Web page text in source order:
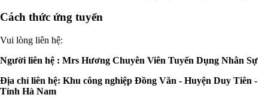
Cách thức ứng tuyển
Vui lòng liên hệ:
Người liên hệ : Mrs Hương Chuyên Viên Tuyển Dụng Nhân Sự
Địa chỉ liên hệ: Khu công nghiệp Đồng Văn - Huyện Duy Tiên -
Tỉnh Hà Nam